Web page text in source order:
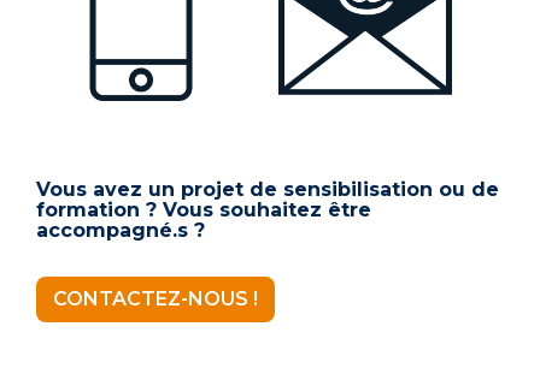
Vous avez un projet de sensibilisation ou de
formation ? Vous souhaitez être
accompagné.s ?
CONTACTEZ-NOUS !